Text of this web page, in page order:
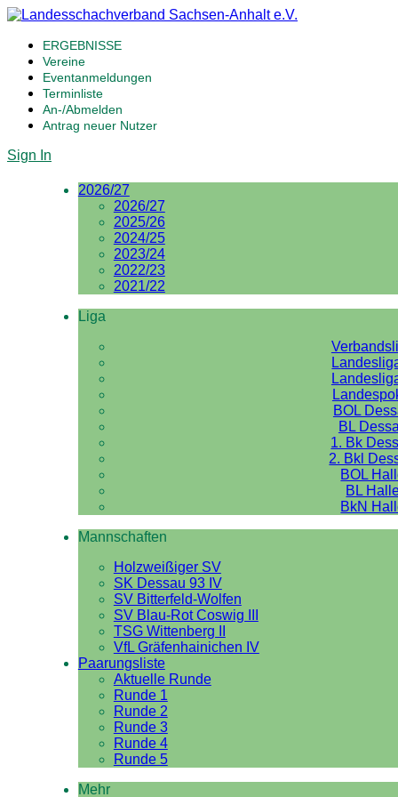
ERGEBNISSE
Vereine
Eventanmeldungen
Terminliste
An-/Abmelden
Antrag neuer Nutzer
Sign In
2026/27
2026/27
2025/26
2024/25
2023/24
2022/23
2021/22
Liga
BOL
BL
1. Bk
2. Bkl
BOL
BL
BkN
Mannschaften
Holzweißiger SV
SK Dessau 93 IV
SV Bitterfeld-Wolfen
SV Blau-Rot Coswig III
TSG Wittenberg II
VfL Gräfenhainichen IV
Paarungsliste
Aktuelle Runde
Runde 1
Runde 2
Runde 3
Runde 4
Runde 5
Mehr